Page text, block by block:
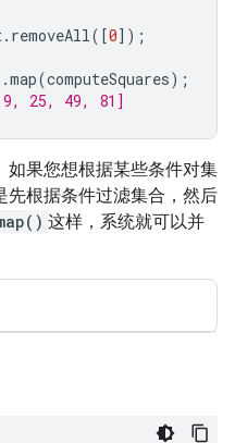
. removeAll([0]);
.map(computeSquares);
25, 49, 81]
如果您想根据某些条件对集
先根据条件过滤集合，然后
这样，系统就可以并